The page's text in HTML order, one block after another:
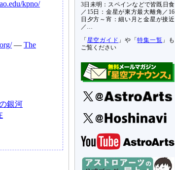
kpno/
― The
銀河
3日未明：スペインなどで皆既日食
／15日：金星が東方最大離角／16
日夕方～宵：細い月と金星が接近
／…
「 星空ガイド 」や「特集一覧 」も
ご覧ください